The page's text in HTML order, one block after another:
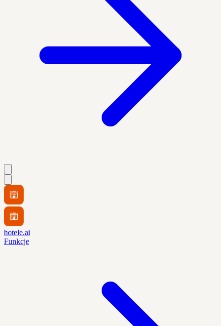
hotele.ai
Funkcje